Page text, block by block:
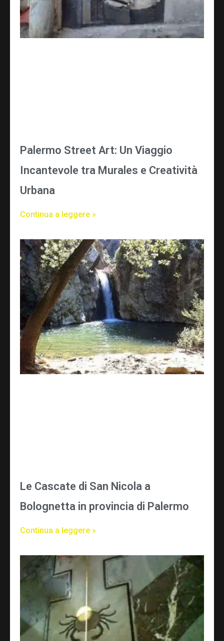
Palermo Street Art: Un Viaggio
Incantevole tra Murales e Creatività
Urbana
Continua a leggere »
Le Cascate di San Nicola a
Bolognetta in provincia di Palermo
Continua a leggere »